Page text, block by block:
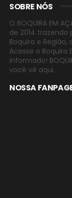
SOBRE NÓS
O BOQUIRA EM
de 2014
Boquira e Região,
Acesse o
informado!
você vê aqui.
NOSSA